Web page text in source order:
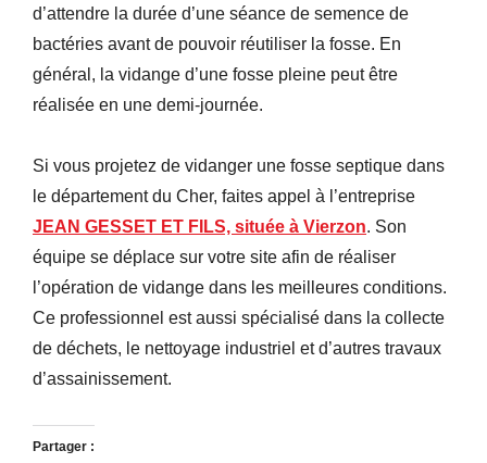
d’attendre la durée d’une séance de semence de
bactéries avant de pouvoir réutiliser la fosse. En
général, la vidange d’une fosse pleine peut être
réalisée en une demi-journée.
Si vous projetez de vidanger une fosse septique dans
le département du Cher, faites appel à l’entreprise
JEAN GESSET ET FILS, située à Vierzon. Son
équipe se déplace sur votre site afin de réaliser
l’opération de vidange dans les meilleures conditions.
Ce professionnel est aussi spécialisé dans la collecte
de déchets, le nettoyage industriel et d’autres travaux
d’assainissement.
Partager :